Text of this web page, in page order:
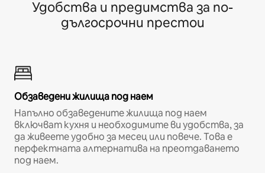
Удобства и предимства за по-
дългосрочни престои
Обзаведени жилища под наем
Напълно обзаведените жилища под наем
включват кухня и необходимите ви удобства, за
да живеете удобно за месец или повече. Това е
перфектната алтернатива на преотдаването
под наем.